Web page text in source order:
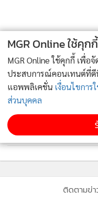
ติดตามข่า
MGR Online ใช้คุก
MGR Online ใช้คุกกี้ เพื่อ
ประสบการณ์คอนเทนต์ที่
แอพพลิเคชั่น เงื่อนไขการ
ส่วนบุคคล